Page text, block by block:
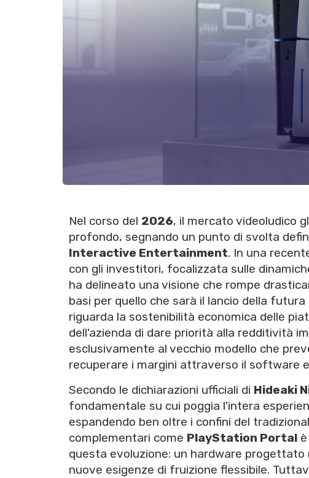
Nel corso del 2026, il mercato videoludico
profondo, segnando un punto di svolta
Interactive Entertainment. In una
con gli investitori, focalizzata sulle
ha delineato una visione che rompe
basi per quello che sarà il lancio della futura
riguarda la sostenibilità economica delle
dell'azienda di dare priorità alla redditività
esclusivamente al vecchio modello che
recuperare i margini attraverso il software
Secondo le dichiarazioni ufficiali di Hideaki
fondamentale su cui poggia l'intera
espandendo ben oltre i confini del
complementari come PlayStation Portal
questa evoluzione: un hardware
nuove esigenze di fruizione flessibile.